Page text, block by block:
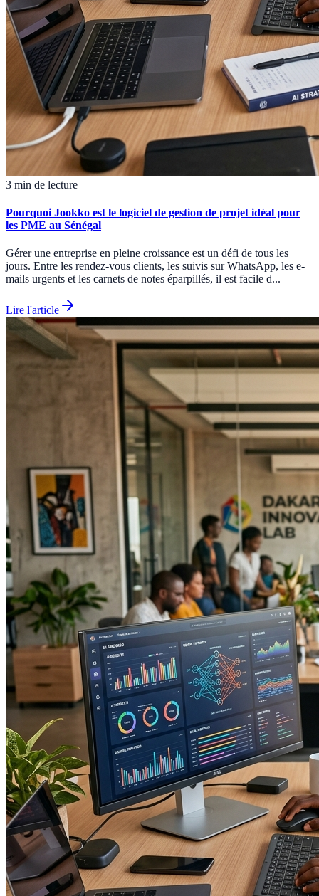
3 min de lecture
Pourquoi Jookko est le logiciel de gestion de projet idéal pour
les PME au Sénégal
Gérer une entreprise en pleine croissance est un défi de tous les
jours. Entre les rendez-vous clients, les suivis sur WhatsApp, les e-
mails urgents et les carnets de notes éparpillés, il est facile d...
Lire l'article